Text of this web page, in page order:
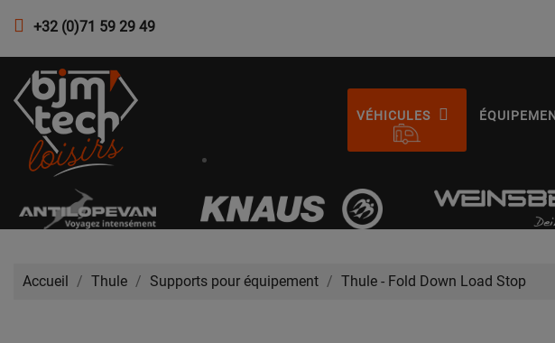
+32 (0)71 59 29 49
VÉHICULES
Accueil Thule Supports pour équipement Thule - Fold Down Load Stop